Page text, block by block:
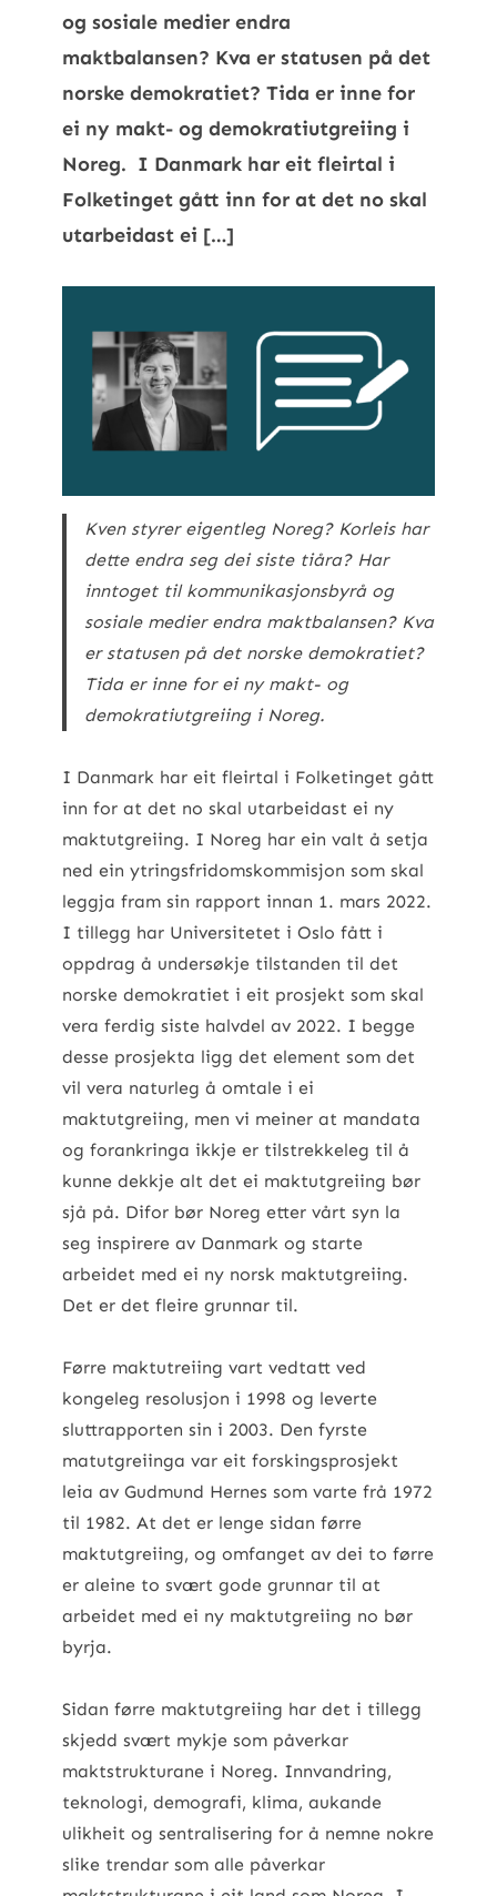
og sosiale medier endra
maktbalansen? Kva er statusen på det
norske demokratiet? Tida er inne for
ei ny makt- og demokratiutgreiing i
Noreg. I Danmark har eit fleirtal i
Folketinget gått inn for at det no skal
utarbeidast ei […]
Kven styrer eigentleg Noreg? Korleis har
dette endra seg dei siste tiåra? Har
inntoget til kommunikasjonsbyrå og
sosiale medier endra maktbalansen? Kva
er statusen på det norske demokratiet?
Tida er inne for ei ny makt- og
demokratiutgreiing i Noreg.
I Danmark har eit fleirtal i Folketinget gått
inn for at det no skal utarbeidast ei ny
maktutgreiing. I Noreg har ein valt å setja
ned ein ytringsfridomskommisjon som skal
leggja fram sin rapport innan 1. mars 2022.
I tillegg har Universitetet i Oslo fått i
oppdrag å undersøkje tilstanden til det
norske demokratiet i eit prosjekt som skal
vera ferdig siste halvdel av 2022. I begge
desse prosjekta ligg det element som det
vil vera naturleg å omtale i ei
maktutgreiing, men vi meiner at mandata
og forankringa ikkje er tilstrekkeleg til å
kunne dekkje alt det ei maktutgreiing bør
sjå på. Difor bør Noreg etter vårt syn la
seg inspirere av Danmark og starte
arbeidet med ei ny norsk maktutgreiing.
Det er det fleire grunnar til.
Førre maktutreiing vart vedtatt ved
kongeleg resolusjon i 1998 og leverte
sluttrapporten sin i 2003. Den fyrste
matutgreiinga var eit forskingsprosjekt
leia av Gudmund Hernes som varte frå 1972
til 1982. At det er lenge sidan førre
maktutgreiing, og omfanget av dei to førre
er aleine to svært gode grunnar til at
arbeidet med ei ny maktutgreiing no bør
byrja.
Sidan førre maktutgreiing har det i tillegg
skjedd svært mykje som påverkar
maktstrukturane i Noreg. Innvandring,
teknologi, demografi, klima, aukande
ulikheit og sentralisering for å nemne nokre
slike trendar som alle påverkar